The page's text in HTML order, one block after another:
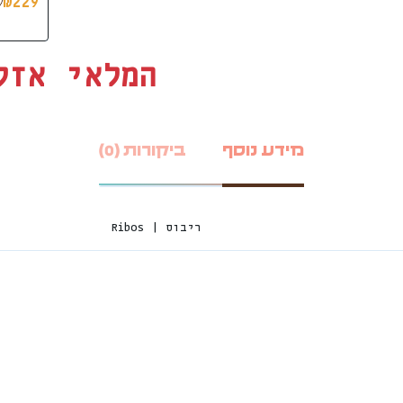
₪229
המלאי
מידע נוסף ביקורות (0)
ריבוס | Ribos